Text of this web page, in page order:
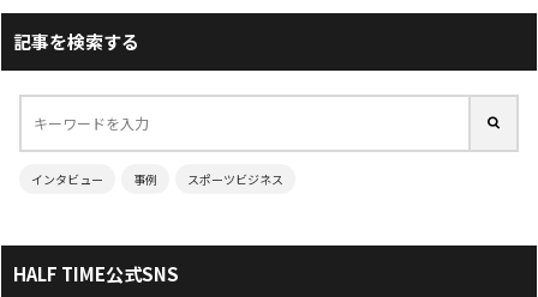
記事を検索する
インタビュー 事例 スポーツビジネス
HALF TIME公式SNS